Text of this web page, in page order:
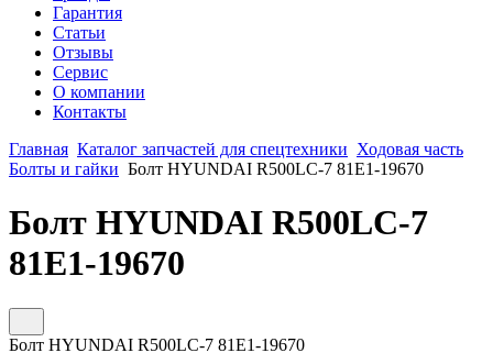
Гарантия
Статьи
Отзывы
Сервис
О компании
Контакты
Главная Каталог запчастей для спецтехники Ходовая часть
Болты и гайки Болт HYUNDAI R500LC-7 81E1-19670
Болт HYUNDAI R500LC-7
81E1-19670
Болт HYUNDAI R500LC-7 81E1-19670